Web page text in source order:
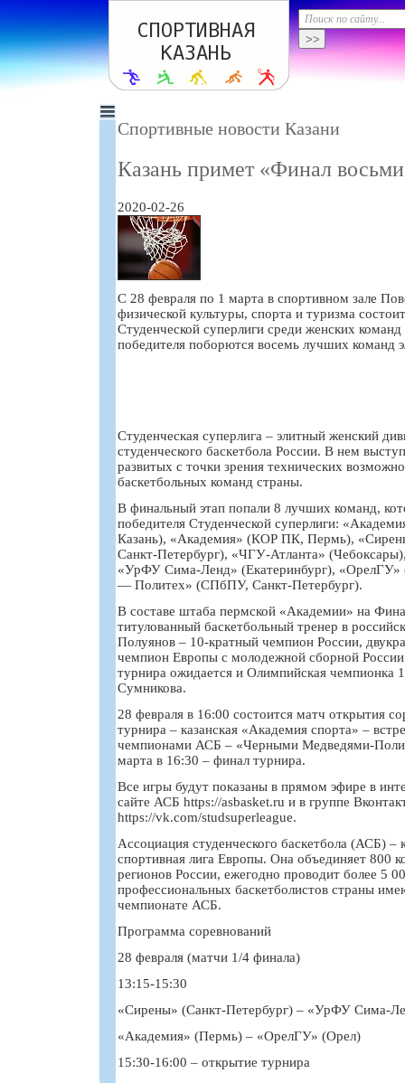
Спортивные новости Казани
Казань примет «Финал
2020-02-26
С 28 февраля по 1 марта в спортивном зале
физической культуры, спорта и туризма
Студенческой суперлиги среди женских команд
победителя поборются восемь лучших команд
Студенческая суперлига – элитный женский
студенческого баскетбола России. В нем
развитых с точки зрения технических
баскетбольных команд страны.
В финальный этап попали 8 лучших команд,
победителя Студенческой суперлиги:
Казань), «Академия» (КОР ПК, Пермь),
Санкт-Петербург), «ЧГУ-Атланта»
«УрФУ Сима-Ленд» (Екатеринбург),
— Политех» (СПбПУ, Санкт-Петербург).
В составе штаба пермской «Академии» на
титулованный баскетбольный тренер в
Полуянов – 10-кратный чемпион России,
чемпион Европы с молодежной сборной
турнира ожидается и Олимпийская чемпионка
Сумникова.
28 февраля в 16:00 состоится матч открытия
турнира – казанская «Академия спорта» –
чемпионами АСБ – «Черными Медведями-
марта в 16:30 – финал турнира.
Все игры будут показаны в прямом эфире в
сайте АСБ https://asbasket.ru и в группе
https://vk.com/studsuperleague.
Ассоциация студенческого баскетбола (АСБ) –
спортивная лига Европы. Она объединяет 800
регионов России, ежегодно проводит более 5
профессиональных баскетболистов страны
чемпионате АСБ.
Программа соревнований
28 февраля (матчи 1/4 финала)
13:15-15:30
«Сирены» (Санкт-Петербург) – «УрФУ Сима-
«Академия» (Пермь) – «ОрелГУ» (Орел)
15:30-16:00 – открытие турнира